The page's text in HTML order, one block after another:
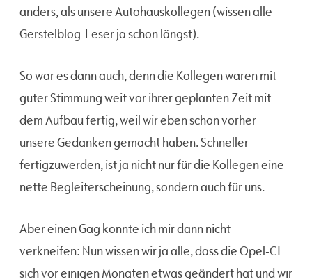
anders, als unsere Autohauskollegen (wissen alle
Gerstelblog-Leser ja schon längst).
So war es dann auch, denn die Kollegen waren mit
guter Stimmung weit vor ihrer geplanten Zeit mit
dem Aufbau fertig, weil wir eben schon vorher
unsere Gedanken gemacht haben. Schneller
fertigzuwerden, ist ja nicht nur für die Kollegen eine
nette Begleiterscheinung, sondern auch für uns.
Aber einen Gag konnte ich mir dann nicht
verkneifen: Nun wissen wir ja alle, dass die Opel-CI
sich vor einigen Monaten etwas geändert hat und wir